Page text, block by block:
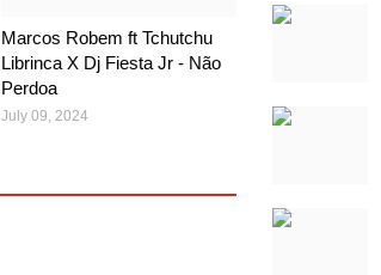
Marcos Robem ft Tchutchu
Librinca X Dj Fiesta Jr - Não
Perdoa
July 09, 2024